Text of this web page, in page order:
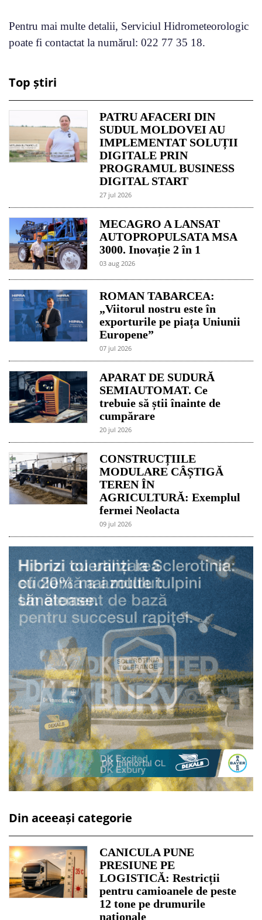
Pentru mai multe detalii, Serviciul Hidrometeorologic
poate fi contactat la numărul: 022 77 35 18.
Top știri
PATRU AFACERI DIN
SUDUL MOLDOVEI AU
IMPLEMENTAT SOLUȚII
DIGITALE PRIN
PROGRAMUL BUSINESS
DIGITAL START
27 jul 2026
MECAGRO A LANSAT
AUTOPROPULSATA MSA
3000. Inovație 2 în 1
03 aug 2026
ROMAN TABARCEA:
„Viitorul nostru este în
exporturile pe piața Uniunii
Europene”
07 jul 2026
APARAT DE SUDURĂ
SEMIAUTOMAT. Ce
trebuie să știi înainte de
cumpărare
20 jul 2026
CONSTRUCȚIILE
MODULARE CÂȘTIGĂ
TEREN ÎN
AGRICULTURĂ: Exemplul
fermei Neolacta
09 jul 2026
Din aceeași categorie
CANICULA PUNE
PRESIUNE PE
LOGISTICĂ: Restricții
pentru camioanele de peste
12 tone pe drumurile
naționale